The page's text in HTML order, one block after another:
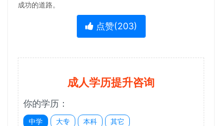
成功的道路。
点赞(203)
成人学历提升咨询
你的学历：
中学 大专 本科 其它